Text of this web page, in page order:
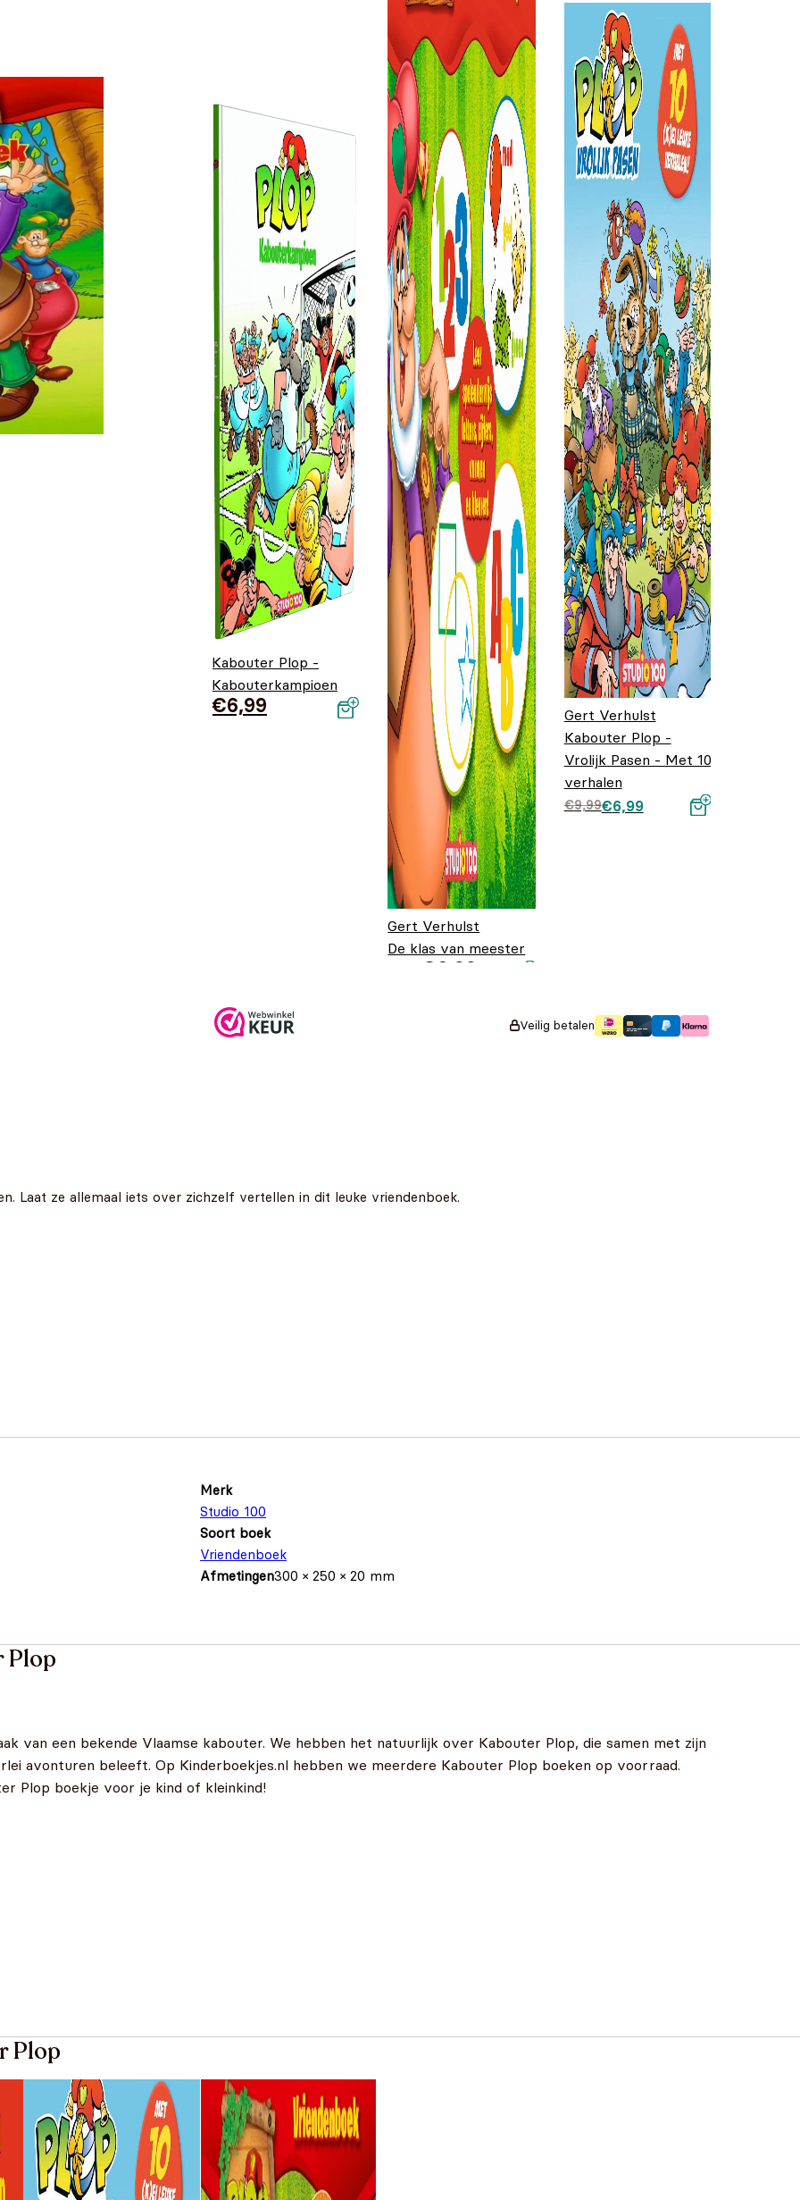
Kabouter Plop -
Kabouterkampioen
€6,99
Gert Verhulst
De klas van meester
€ 6,99
Gert Verhulst
Kabouter Plop -
Vrolijk Pasen - Met 10
verhalen
€9,99
Oorspronkelijke
€6,99
Huidige prijs is:
Veilig betalen
Laat ze allemaal iets over zichzelf vertellen in dit leuke vriendenboek.
Merk
Studio 100
Soort boek
Vriendenboek
Afmetingen300 × 250 × 20 mm
Plop
van een bekende Vlaamse kabouter. We hebben het natuurlijk over Kabouter Plop, die samen met zijn
avonturen beleeft. Op Kinderboekjes.nl hebben we meerdere Kabouter Plop boeken op voorraad.
Plop boekje voor je kind of kleinkind!
Plop